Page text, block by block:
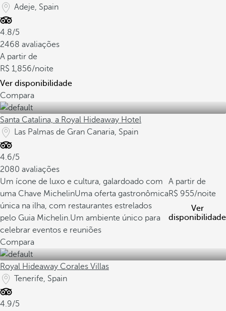
Adeje, Spain
4.8/5
2468 avaliações
A partir de
1,856/noite
Ver disponibilidade
Compara
Santa Catalina, a Royal Hideaway Hotel
Las Palmas de Gran Canaria, Spain
4.6/5
2080 avaliações
Um ícone de luxo e cultura, galardoado com
uma Chave MichelinUma oferta gastronômica
única na ilha, com restaurantes estrelados
pelo Guia Michelin.Um ambiente único para
celebrar eventos e reuniões
A partir de
955/noite
Ver
disponibilidade
Compara
Royal Hideaway Corales Villas
Tenerife, Spain
4.9/5